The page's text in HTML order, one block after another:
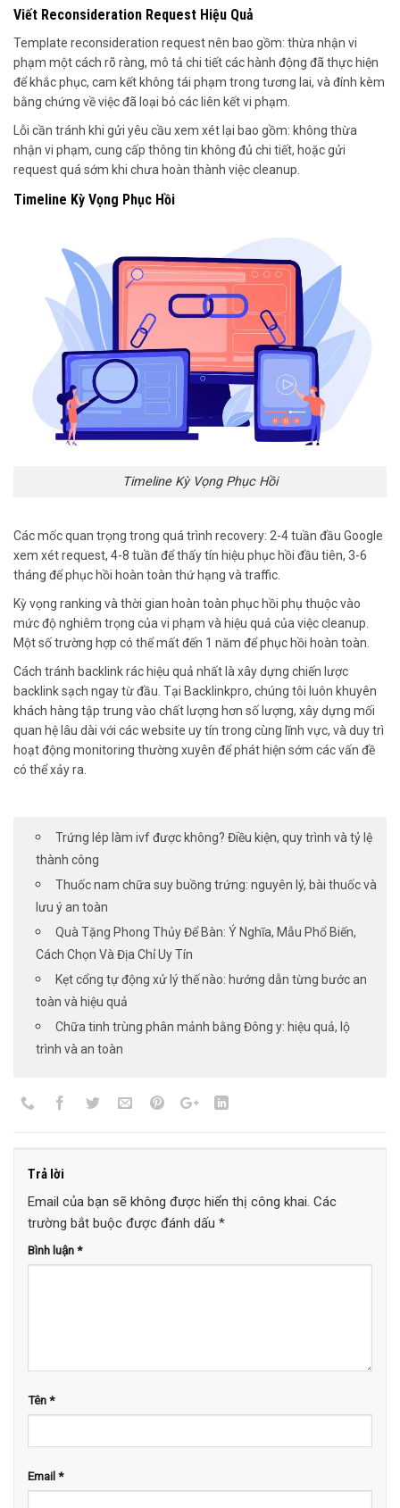
Viết Reconsideration Request Hiệu Quả
Template reconsideration request nên bao gồm: thừa nhận vi
phạm một cách rõ ràng, mô tả chi tiết các hành động đã thực hiện
để khắc phục, cam kết không tái phạm trong tương lai, và đính kèm
bằng chứng về việc đã loại bỏ các liên kết vi phạm.
Lỗi cần tránh khi gửi yêu cầu xem xét lại bao gồm: không thừa
nhận vi phạm, cung cấp thông tin không đủ chi tiết, hoặc gửi
request quá sớm khi chưa hoàn thành việc cleanup.
Timeline Kỳ Vọng Phục Hồi
Timeline Kỳ Vọng Phục Hồi
Các mốc quan trọng trong quá trình recovery: 2-4 tuần đầu Google
xem xét request, 4-8 tuần để thấy tín hiệu phục hồi đầu tiên, 3-6
tháng để phục hồi hoàn toàn thứ hạng và traffic.
Kỳ vọng ranking và thời gian hoàn toàn phục hồi phụ thuộc vào
mức độ nghiêm trọng của vi phạm và hiệu quả của việc cleanup.
Một số trường hợp có thể mất đến 1 năm để phục hồi hoàn toàn.
Cách tránh backlink rác hiệu quả nhất là xây dựng chiến lược
backlink sạch ngay từ đầu. Tại Backlinkpro, chúng tôi luôn khuyên
khách hàng tập trung vào chất lượng hơn số lượng, xây dựng mối
quan hệ lâu dài với các website uy tín trong cùng lĩnh vực, và duy trì
hoạt động monitoring thường xuyên để phát hiện sớm các vấn đề
có thể xảy ra.
Trứng lép làm ivf được không? Điều kiện, quy trình và tỷ lệ
thành công
Thuốc nam chữa suy buồng trứng: nguyên lý, bài thuốc và
lưu ý an toàn
Quà Tặng Phong Thủy Để Bàn: Ý Nghĩa, Mẫu Phổ Biến,
Cách Chọn Và Địa Chỉ Uy Tín
Kẹt cổng tự động xử lý thế nào: hướng dẫn từng bước an
toàn và hiệu quả
Chữa tinh trùng phân mảnh bằng Đông y: hiệu quả, lộ
trình và an toàn
Trả lời
Email của bạn sẽ không được hiển thị công khai. Các
trường bắt buộc được đánh dấu *
Bình luận*
Tên*
Email*